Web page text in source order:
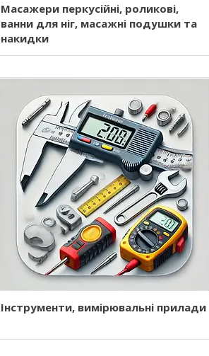
Масажери перкусійні, роликові,
ванни для ніг, масажні подушки та
накидки
Інструменти, вимірювальні прилади